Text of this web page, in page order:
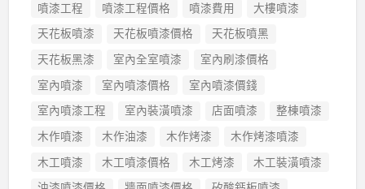
噴漆工程
噴漆工程價格 噴漆費用
大樓噴漆
天花板噴漆
天花板噴漆價格
天花板噴黑
天花板黑漆
室內全室噴漆
室內刷漆價格
室內噴漆
室內噴漆價格
室內噴漆價錢
室內噴漆工程
室內裝潢噴漆 店面噴漆
整棟噴漆
木作噴漆
木作油漆 木作烤漆
木作烤漆噴漆
木工噴漆
木工噴漆價格 木工烤漆
木工裝潢噴漆